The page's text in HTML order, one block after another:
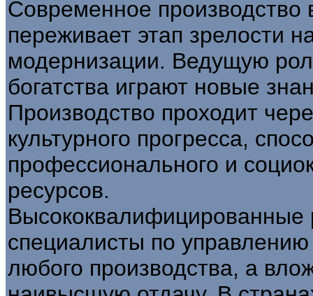
Современное производство
переживает этап зрелости
модернизации. Ведущую
богатства играют новые
Производство проходит
культурного прогресса,
профессионального и
ресурсов.
Высококвалифицированные
специалисты по
любого производства, а